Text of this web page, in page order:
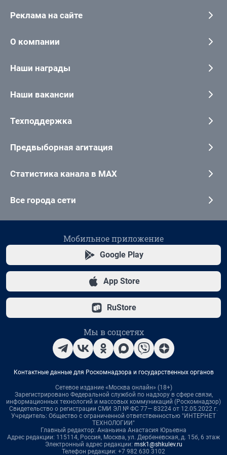
Реклама на сайте
О компании
Наши награды
Наши вакансии
Техподдержка
Предвыборная агитация
Статистика канала в MAX
Все города сети
Мобильное приложение
Google Play
App Store
RuStore
Мы в соцсетях
Контактные данные для Роскомнадзора и государственных органов
Сетевое издание «Москва онлайн» (18+)
Зарегистрировано Федеральной службой по надзору в сфере связи,
информационных технологий и массовых коммуникаций (Роскомнадзор)
Свидетельство о регистрации СМИ ЭЛ № ФС 77— 83224 от 12.05.2022 г.
Учредитель: Общество с ограниченной ответственностью "ИНТЕРНЕТ
ТЕХНОЛОГИИ"
Главный редактор: Ананьина Анастасия Юрьевна
Адрес редакции: 115114, Россия, Москва, ул. Дербеневская, д. 15б, 6 этаж
Электронный адрес редакции: msk1@shkulev.ru
Телефон редакции: +7 982 630 3102